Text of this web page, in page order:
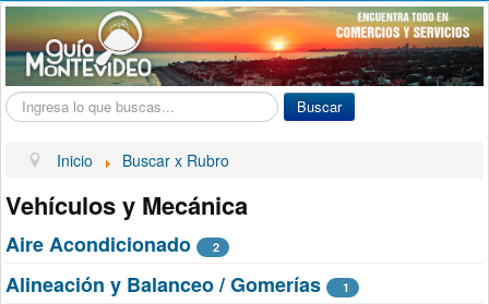
Buscar... Buscar
Inicio Buscar x Rubro
Vehículos y Mecánica
Aire Acondicionado 2
Alineación y Balanceo / Gomerías 1